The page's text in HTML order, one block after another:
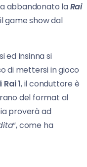
abbandonato laRai
game show dal
ed Insinna si
di mettersi in gioco
Rai 1, il conduttore è
del format al
proverà ad
“, come ha